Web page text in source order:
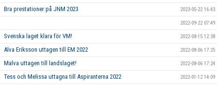
Bra prestationer på JNM 2023 2023-05-22 16:43
2022-09-22 07:49
Svenska laget klara för VM! 2022-08-15 12:38
Alva Eriksson uttagen till EM 2022 2022-08-06 17:25
Malva uttagen till landslaget! 2022-08-06 17:24
Tess och Melissa uttagna till Aspiranterna 2022 2022-01-12 14:09